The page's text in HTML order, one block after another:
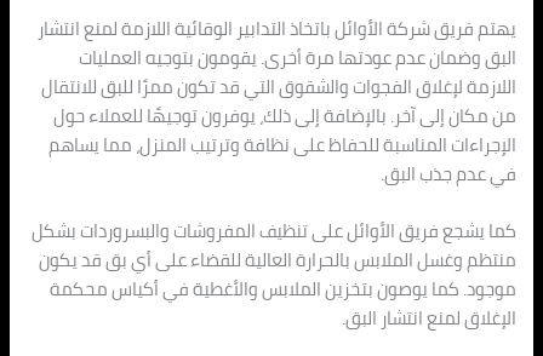
يهتم فريق شركة الأوائل باتخاذ التدابير الوقائية اللازمة لمنع انتشار
البق وضمان عدم عودتها مرة أخرى. يقومون بتوجيه العمليات
اللازمة لإغلاق الفجوات والشقوق التي قد تكون ممرًا للبق للانتقال
من مكان إلى آخر. بالإضافة إلى ذلك، يوفرون توجيهًا للعملاء حول
الإجراءات المناسبة للحفاظ على نظافة وترتيب المنزل، مما يساهم
في عدم جذب البق.
كما يشجع فريق الأوائل على تنظيف المفروشات والبسروردات بشكل
منتظم وغسل الملابس بالحرارة العالية للقضاء على أي بق قد يكون
موجود. كما يوصون بتخزين الملابس والأغطية في أكياس محكمة
الإغلاق لمنع انتشار البق.